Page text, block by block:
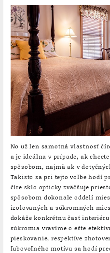
No už len samotná vlastnosť
a je ideálna v prípade, ak
spôsobom, najmä ak v
Takisto sa pri tejto voľbe hodí
číre sklo opticky zväčšuje
spôsobom dokonale oddelí
izolovaných a súkromných
dokáže konkrétnu časť
súkromia vravíme o ešte
pieskovanie, respektíve
ľubovoľného motívu sa hodí